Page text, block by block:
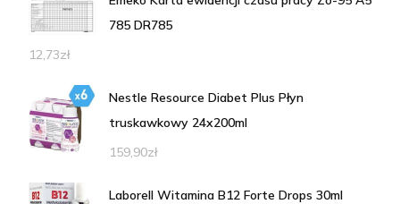
785 DR785
12,73zł
Nestle Resource Diabet Plus Płyn
truskawkowy 24x200ml
159,90zł
Laborell Witamina B12 Forte Drops 30ml